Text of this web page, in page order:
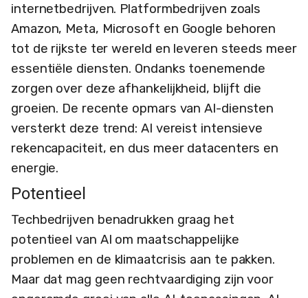
internetbedrijven. Platformbedrijven zoals
Amazon, Meta, Microsoft en Google behoren
tot de rijkste ter wereld en leveren steeds meer
essentiële diensten. Ondanks toenemende
zorgen over deze afhankelijkheid, blijft die
groeien. De recente opmars van AI-diensten
versterkt deze trend: AI vereist intensieve
rekencapaciteit, en dus meer datacenters en
energie.
Potentieel
Techbedrijven benadrukken graag het
potentieel van AI om maatschappelijke
problemen en de klimaatcrisis aan te pakken.
Maar dat mag geen rechtvaardiging zijn voor